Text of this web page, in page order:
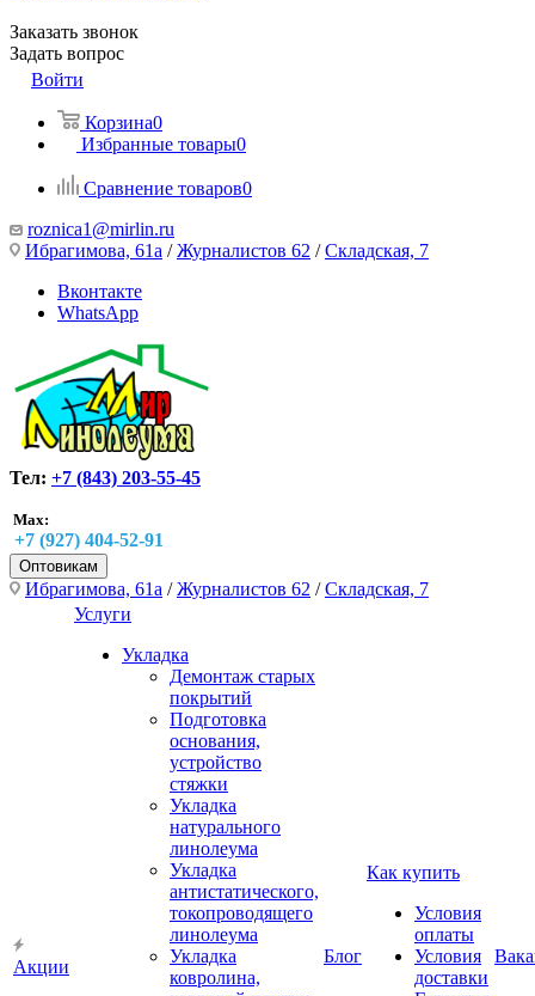
Заказать звонок
Задать вопрос
Войти
Корзина0
Избранные товары0
Сравнение товаров0
roznica1@mirlin.ru
Ибрагимова, 61а /Журналистов 62 /Складская, 7
Вконтакте
WhatsApp
Тел: +7 (843) 203-55-45
Max:
+7 (927) 404-52-91
Оптовикам
Ибрагимова, 61а /Журналистов 62 /Складская, 7
Акции
Услуги
Укладка
Демонтаж старых
покрытий
Подготовка
основания,
устройство
стяжки
Укладка
натурального
линолеума
Укладка
антистатического,
токопроводящего
линолеума
Укладка
ковролина,
Блог
Как купить
Условия
оплаты
Условия
доставки